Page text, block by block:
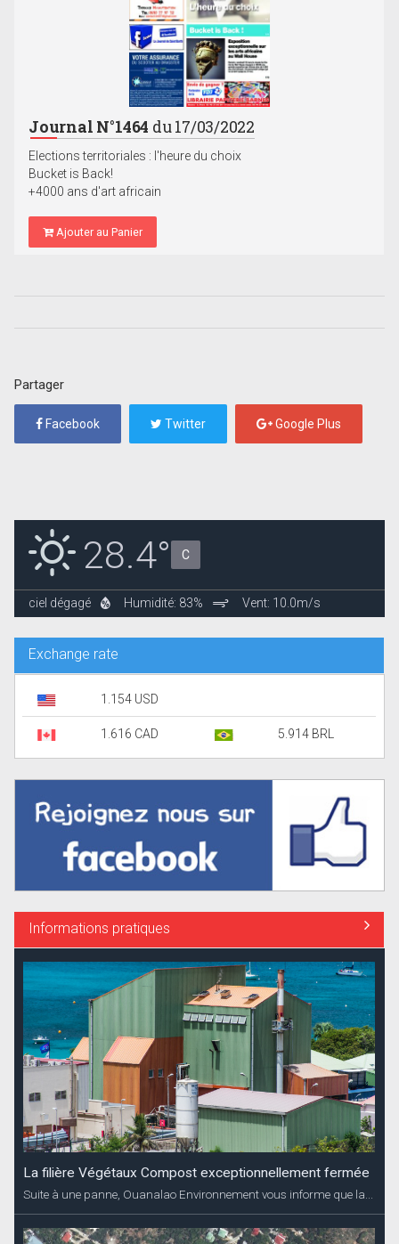
Journal N°1464 du 17/03/2022
Elections territoriales : l'heure du choix
Bucket is Back!
+4000 ans d'art africain
Ajouter au Panier
Partager
Facebook Twitter Google Plus
28.4° C
ciel dégagé Humidité: 83% Vent: 10.0m/s
Exchange rate
1.154 USD
1.616 CAD 5.914 BRL
Informations pratiques
La filière Végétaux Compost exceptionnellement fermée
Suite à une panne, Ouanalao Environnement vous informe que la...